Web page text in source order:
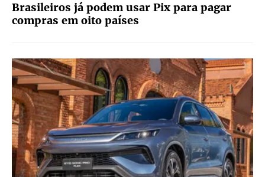
Brasileiros já podem usar Pix para pagar
compras em oito países